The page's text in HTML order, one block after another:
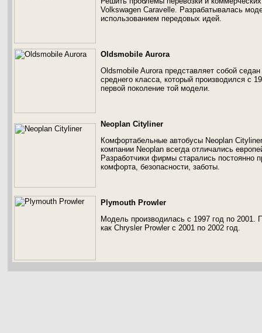
Volkswagen Caravelle. Разрабатывалась
использованием передовых идей.
Oldsmobile Aurora
Oldsmobile Aurora представляет собой
среднего класса, который производился с
первой поколение той модели.
Neoplan Cityliner
Комфортабельные автобусы Neoplan
компании Neoplan всегда отличались
Разработчики фирмы старались постоянно
комфорта, безопасности, заботы.
Plymouth Prowler
Модель производилась с 1997 год по 2001.
как Chrysler Prowler с 2001 по 2002 год.